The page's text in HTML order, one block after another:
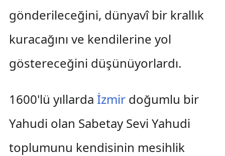
gönderileceğini, dünyavî bir krallık
kuracağını ve kendilerine yol
göstereceğini düşünüyorlardı.
1600'lü yıllarda İzmirdoğumlu bir
Yahudi olan Sabetay Sevi Yahudi
toplumunu kendisinin mesihlik